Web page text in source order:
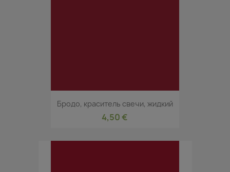
Бродо, краситель свечи, жидкий
4,50 €